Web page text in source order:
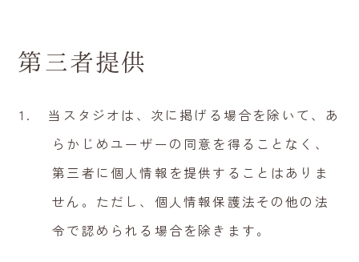
第三者提供
当スタジオは、次に掲げる場合を除いて、あ
らかじめユーザーの同意を得ることなく、
第三者に個人情報を提供することはありま
せん。ただし、個人情報保護法その他の法
令で認められる場合を除きます。